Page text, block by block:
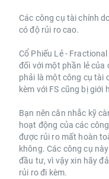
Các công cụ tài chính
có độ rủi ro cao.
Cổ Phiếu Lẻ -
đối với một phần lẻ của
phải là một công cụ tài
kèm với FS cũng bị giới
Bạn nên cân nhắc kỹ
hoạt động của các
được rủi ro mất hoàn
không. Các công cụ
đầu tư, vì vậy xin hãy
rủi ro đi kèm.